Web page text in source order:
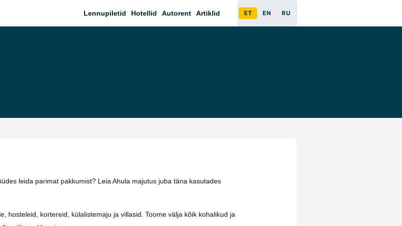
Lennupiletid Hotellid Autorent Artiklid ET EN RU
leida parimat pakkumist? Leia Ahula majutus juba täna kasutades
hosteleid, kortereid, külalistemaju ja villasid. Toome välja kõik kohalikud ja